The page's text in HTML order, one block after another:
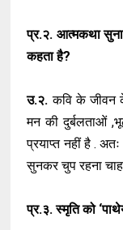
प्र.२. आत्मकथा
कहता है?
उ.२. कवि के जीवन
मन की दुर्बलताओं
प्रयाप्त नहीं है .
सुनकर चुप रहना
प्र.३. स्मृति को